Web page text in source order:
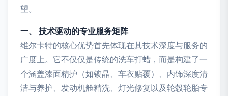
望。
一、 技术驱动的专业服务矩阵
维尔卡特的核心优势首先体现在其技术深度与服务的
广度上。它不仅仅是传统的洗车打蜡，而是构建了一
个涵盖漆面精护（如镀晶、车衣贴覆）、内饰深度清
洁与养护、发动机舱精洗、灯光修复以及轮毂轮胎专